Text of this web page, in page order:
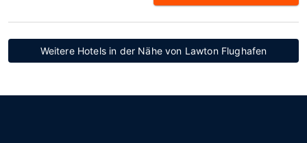
Weitere Hotels in der Nähe von Lawton Flughafen